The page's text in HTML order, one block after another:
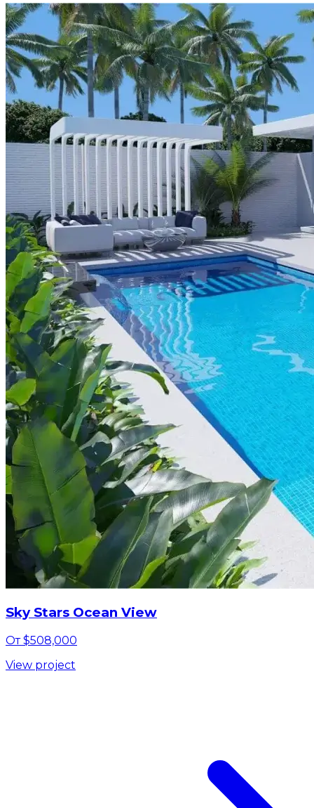
Sky Stars Ocean View
От $508,000
View project